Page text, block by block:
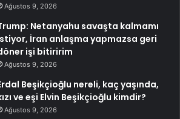
Ağustos 9, 2026
Netanyahu savaşta kalmamı
İran anlaşma yapmazsa geri
işi bitiririm
Ağustos 9, 2026
Beşikçioğlu nereli, kaç yaşında,
ve eşi Elvin Beşikçioğlu kimdir?
Ağustos 9, 2026